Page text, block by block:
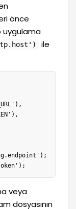
önce
uygulama
ile
veya
dosyasının